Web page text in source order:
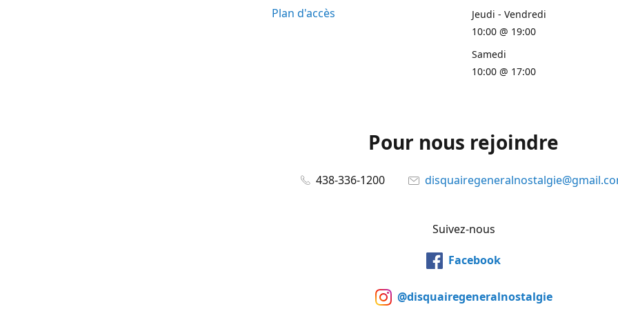
Plan d'accès
Jeudi - Vendredi
10:00 @ 19:00
Samedi
10:00 @ 17:00
Pour nous rejoindre
438-336-1200
Suivez-nous
Facebook
@disquairegeneralnostalgie